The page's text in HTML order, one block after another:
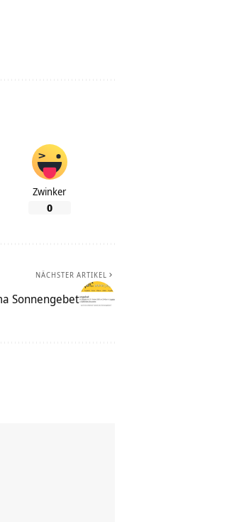
Zwinker
0
NÄCHSTER ARTIKEL
Sonnengebet